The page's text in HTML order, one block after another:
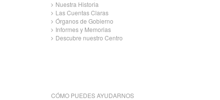
Nuestra Historia
Las Cuentas Claras
Órganos de Gobierno
Informes y Memorias
Descubre nuestro Centro
CÓMO PUEDES AYUDARNOS